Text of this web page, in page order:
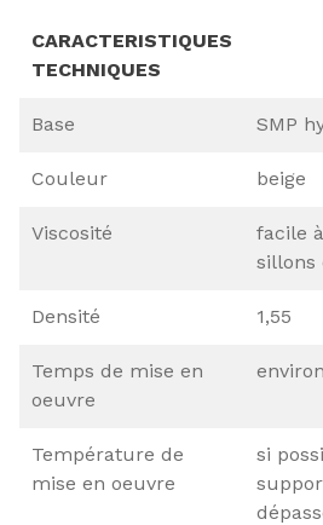
CARACTERISTIQUES
TECHNIQUES
Base SMP
Couleur beige
Viscosité
facile
sillons
Densité 1,55
Temps de mise en
oeuvre
Température de
mise en oeuvre
si